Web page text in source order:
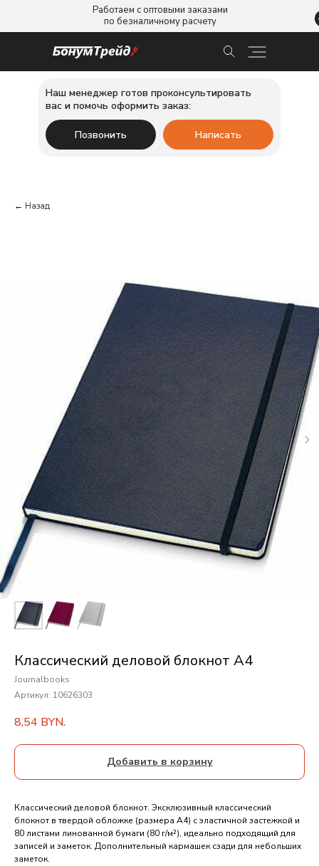
Работаем с оптовыми заказами
по безналичному расчету
Позвонить
Наш менеджер готов проконсультировать
вас и помочь оформить заказ:
Написать
← Назад
Классический деловой блокнот А4
Journalbooks
Артикул: 10626303
8,54 BYN.
Добавить в корзину
Классический деловой блокнот. Эксклюзивный классический
блокнот в твердой обложке (размера А4) с эластичной застежкой и
80 листами линованной бумаги (80 г/м²), идеально подходящий для
записей и заметок. Дополнительный кармашек сзади для небольших
заметок.